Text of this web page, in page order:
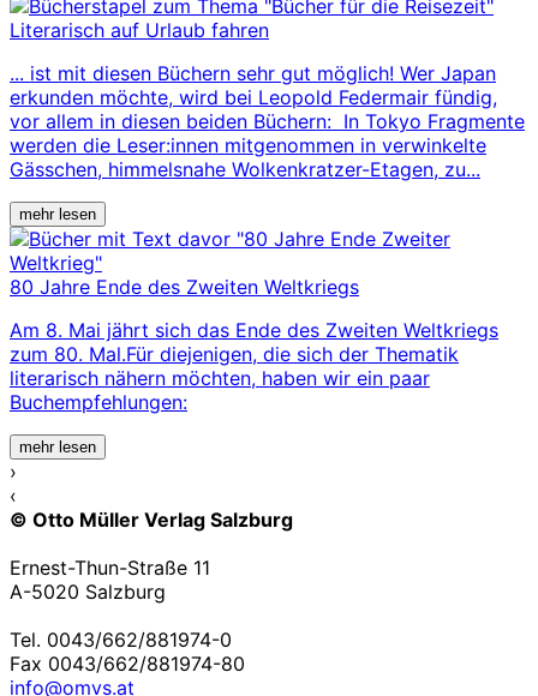
Literarisch auf Urlaub fahren
... ist mit diesen Büchern sehr gut möglich! Wer Japan
erkunden möchte, wird bei Leopold Federmair fündig,
vor allem in diesen beiden Büchern: In Tokyo Fragmente
werden die Leser:innen mitgenommen in verwinkelte
Gässchen, himmelsnahe Wolkenkratzer-Etagen, zu...
mehr lesen
80 Jahre Ende des Zweiten Weltkriegs
Am 8. Mai jährt sich das Ende des Zweiten Weltkriegs
zum 80. Mal.Für diejenigen, die sich der Thematik
literarisch nähern möchten, haben wir ein paar
Buchempfehlungen:
mehr lesen
›
‹
© Otto Müller Verlag Salzburg
Ernest-Thun-Straße 11
A-5020 Salzburg
Tel. 0043/662/881974-0
Fax 0043/662/881974-80
info@omvs.at